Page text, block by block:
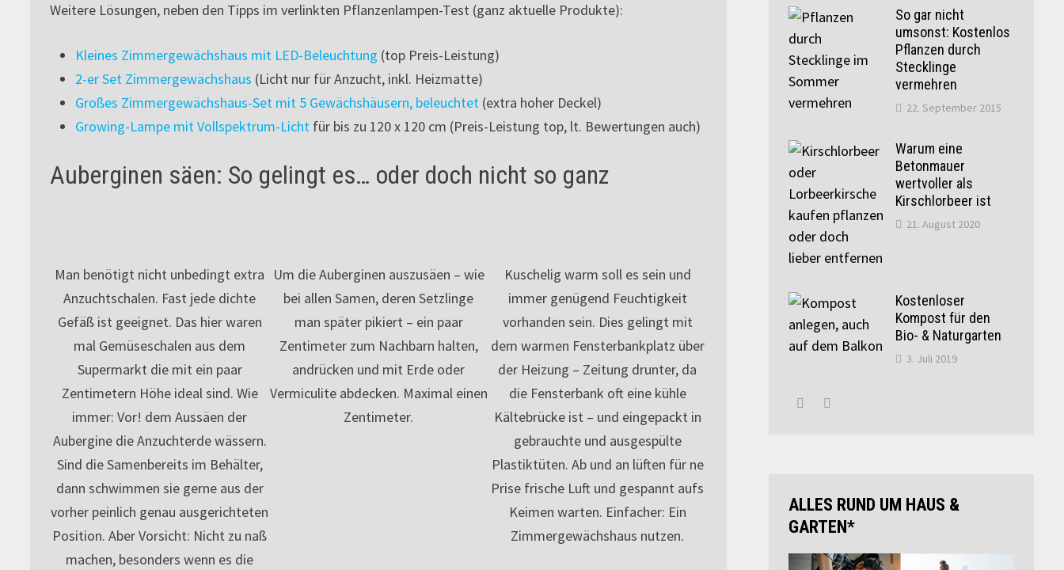
Weitere Lösungen, neben den Tipps im verlinkten Pflanzenlampen-Test (ganz aktuelle Produkte):
Kleines Zimmergewächshaus mit LED-Beleuchtung (top Preis-Leistung)
2-er Set Zimmergewächshaus (Licht nur für Anzucht, inkl. Heizmatte)
Großes Zimmergewächshaus-Set mit 5 Gewächshäusern, beleuchtet (extra hoher Deckel)
Growing-Lampe mit Vollspektrum-Licht für bis zu 120 x 120 cm (Preis-Leistung top, lt. Bewertungen auch)
Auberginen säen: So gelingt es… oder doch nicht so ganz
Man benötigt nicht unbedingt extra
Anzuchtschalen. Fast jede dichte
Gefäß ist geeignet. Das hier waren
mal Gemüseschalen aus dem
Supermarkt die mit ein paar
Zentimetern Höhe ideal sind. Wie
immer: Vor! dem Aussäen der
Aubergine die Anzuchterde wässern.
Sind die Samenbereits im Behälter,
dann schwimmen sie gerne aus der
vorher peinlich genau ausgerichteten
Position. Aber Vorsicht: Nicht zu naß
machen, besonders wenn es die
Um die Auberginen auszusäen – wie
bei allen Samen, deren Setzlinge
man später pikiert – ein paar
Zentimeter zum Nachbarn halten,
andrücken und mit Erde oder
Vermiculite abdecken. Maximal einen
Zentimeter.
Kuschelig warm soll es sein und
immer genügend Feuchtigkeit
vorhanden sein. Dies gelingt mit
dem warmen Fensterbankplatz über
der Heizung – Zeitung drunter, da
die Fensterbank oft eine kühle
Kältebrücke ist – und eingepackt in
gebrauchte und ausgespülte
Plastiktüten. Ab und an lüften für ne
Prise frische Luft und gespannt aufs
Keimen warten. Einfacher: Ein
Zimmergewächshaus nutzen.
So gar nicht
umsonst: Kostenlos
Pflanzen durch
Stecklinge
vermehren
22. September 2015
Warum eine
Betonmauer
wertvoller als
Kirschlorbeer ist
21. August 2020
Kostenloser
Kompost für den
Bio- & Naturgarten
3. Juli 2019
ALLES RUND UM HAUS &
GARTEN*